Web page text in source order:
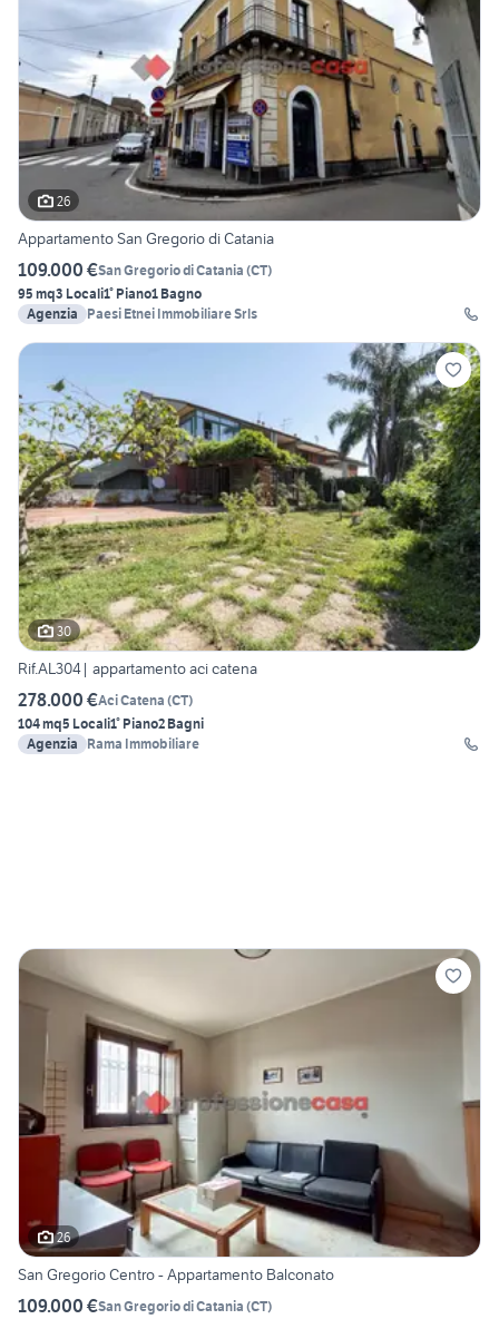
26
Appartamento San Gregorio di Catania
109.000 €San Gregorio di Catania (CT)
95 mq3 Locali1° Piano1 Bagno
Agenzia
Paesi Etnei Immobiliare Srls
30
Rif.AL304| appartamento aci catena
278.000 €Aci Catena (CT)
104 mq5 Locali1° Piano2 Bagni
Agenzia
Rama Immobiliare
26
San Gregorio Centro - Appartamento Balconato
109.000 €San Gregorio di Catania (CT)